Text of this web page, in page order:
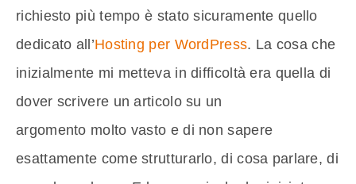
richiesto più tempo è stato sicuramente quello
dedicato all’Hosting per WordPress. La cosa che
inizialmente mi metteva in difficoltà era quella di
dover scrivere un articolo su un
argomento molto vasto e di non sapere
esattamente come strutturarlo, di cosa parlare, di